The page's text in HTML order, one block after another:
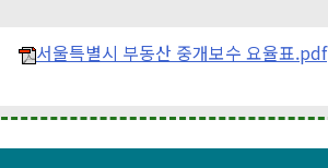
서울특별시 부동산 중개보수 요율표.pdf